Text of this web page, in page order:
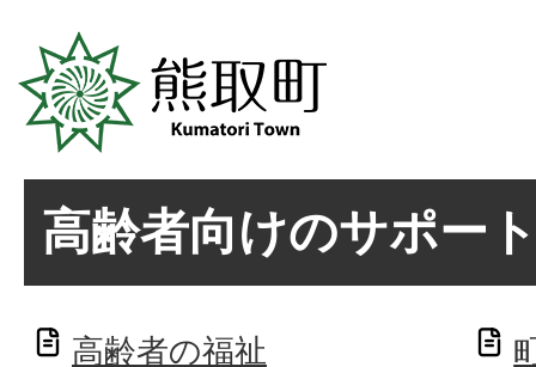
高齢者向けのサポー
高齢者の福祉